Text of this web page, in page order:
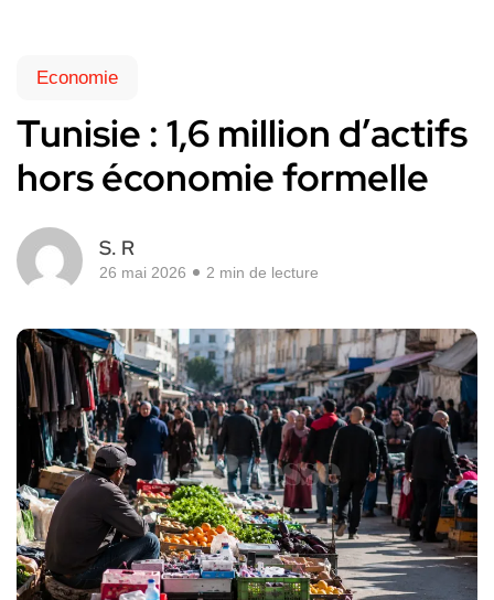
Economie
Tunisie : 1,6 million d’actifs
hors économie formelle
S. R
26 mai 2026 2 min de lecture